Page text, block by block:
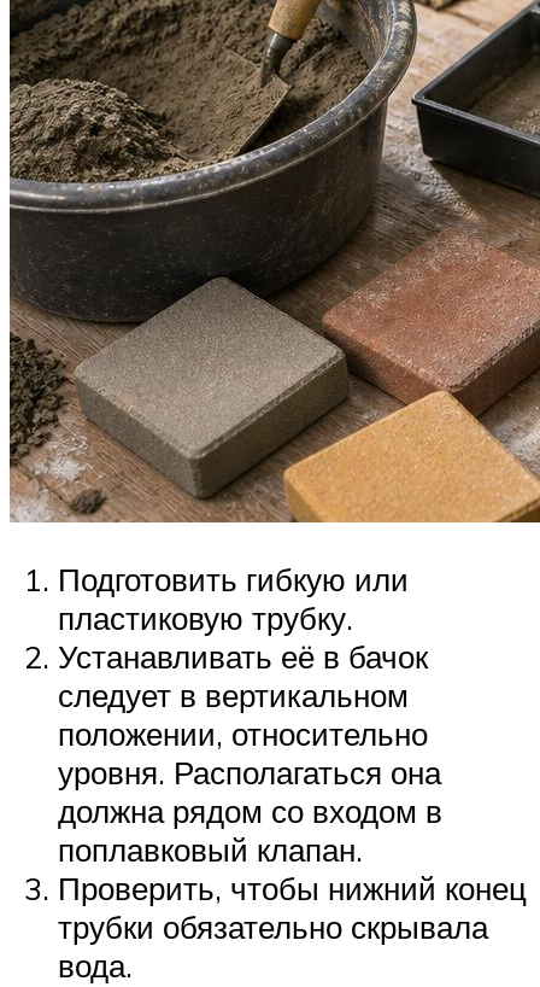
Подготовить гибкую или
пластиковую трубку.
Устанавливать её в бачок
следует в вертикальном
положении, относительно
уровня. Располагаться она
должна рядом со входом в
поплавковый клапан.
Проверить, чтобы нижний конец
трубки обязательно скрывала
вода.